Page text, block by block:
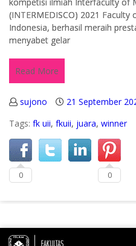
(INTERMEDISCO) 2021
Indonesia, berhasil meraih
menyabet gelar
Read More
sujono 21 September
Tags: fk uii, fkuii, juara, winner
0 0